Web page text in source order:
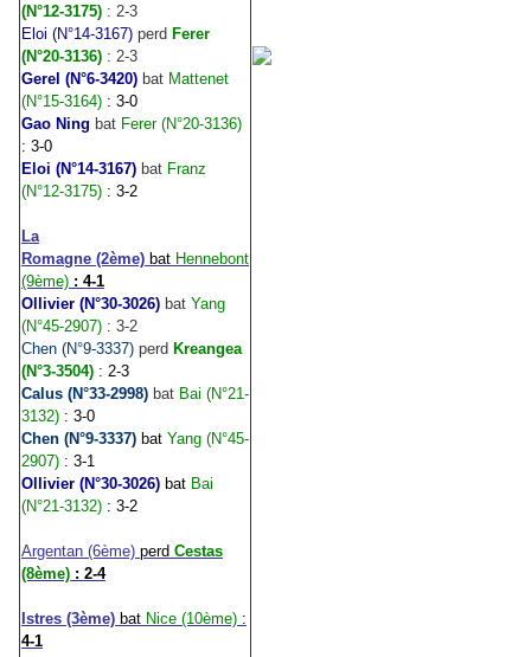
(N°12-3175) : 2-3
Eloi (N°14-3167) perd Ferer
(N°20-3136) : 2-3
Gerel (N°6-3420) bat Mattenet
(N°15-3164) : 3-0
Gao Ning bat Ferer (N°20-3136)
: 3-0
Eloi (N°14-3167) bat Franz
(N°12-3175) : 3-2
La
Romagne (2ème) bat Hennebont
(9ème) : 4-1
Ollivier (N°30-3026) bat Yang
(N°45-2907) : 3-2
Chen (N°9-3337) perd Kreangea
(N°3-3504) : 2-3
Calus (N°33-2998) bat Bai (N°21-
3132) : 3-0
Chen (N°9-3337) bat Yang (N°45-
2907) : 3-1
Ollivier (N°30-3026) bat Bai
(N°21-3132) : 3-2
Argentan (6ème) perd Cestas
(8ème) : 2-4
Istres (3ème) bat Nice (10ème) :
4-1